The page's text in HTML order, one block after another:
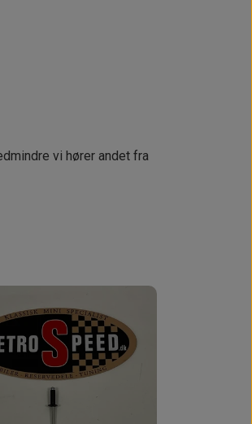
vi hører andet fra